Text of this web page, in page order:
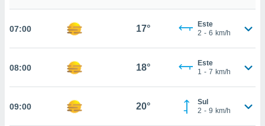
todos os
no
um perfil
e
07:00 17°
Este
2 - 6 km/h
08:00 18°
Este
1 - 7 km/h
09:00 20°
Sul
2 - 9 km/h